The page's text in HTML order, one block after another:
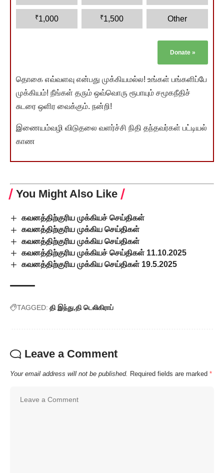
₹1,000 ₹1,500 Other
Donate »
தொகை எவ்வளவு என்பது முக்கியமல்ல! உங்கள் பங்களிப்பே
முக்கியம்! நீங்கள் தரும் ஒவ்வொரு ரூபாயும் சமூகநீதிச்
சுடரை ஒளிர வைக்கும். நன்றி!
இணையம்வழி விடுதலை வளர்ச்சி நிதி தந்தவர்கள் பட்டியல்
காண
You Might Also Like
கவனத்திற்குரிய முக்கியச் செய்திகள்
கவனத்திற்குரிய முக்கிய செய்திகள்
கவனத்திற்குரிய முக்கிய செய்திகள்
கவனத்திற்குரிய முக்கியச் செய்திகள் 11.10.2025
கவனத்திற்குரிய முக்கிய செய்திகள் 19.5.2025
TAGGED: தி இந்து தி டெலிகிராப்
Leave a Comment
Your email address will not be published. Required fields are marked *